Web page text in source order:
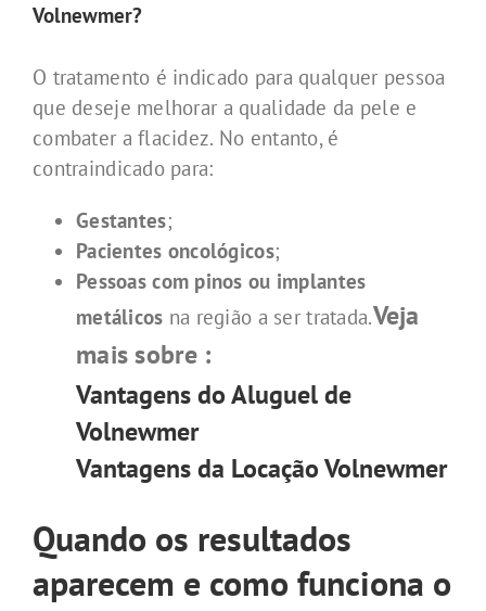
Volnewmer?
O tratamento é indicado para qualquer pessoa
que deseje melhorar a qualidade da pele e
combater a flacidez. No entanto, é
contraindicado para:
Gestantes;
Pacientes oncológicos;
Pessoas com pinos ou implantes
metálicos na região a ser tratada.Veja
mais sobre :
Vantagens doAluguel de
Volnewmer
Vantagens da Locação Volnewmer
Quando os resultados
aparecem e como funciona o